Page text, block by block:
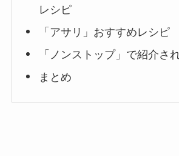
レシピ
「アサリ」おすすめレシピ
「ノンストップ」で紹介さ
まとめ